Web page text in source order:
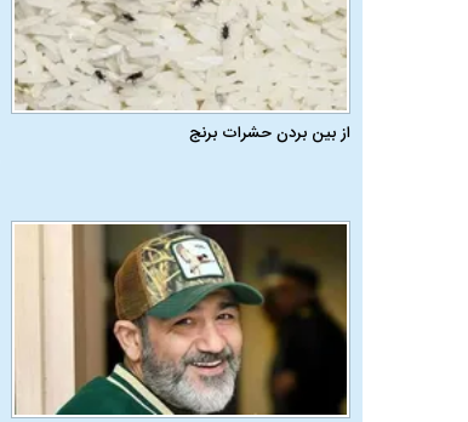
از بین بردن حشرات برنج